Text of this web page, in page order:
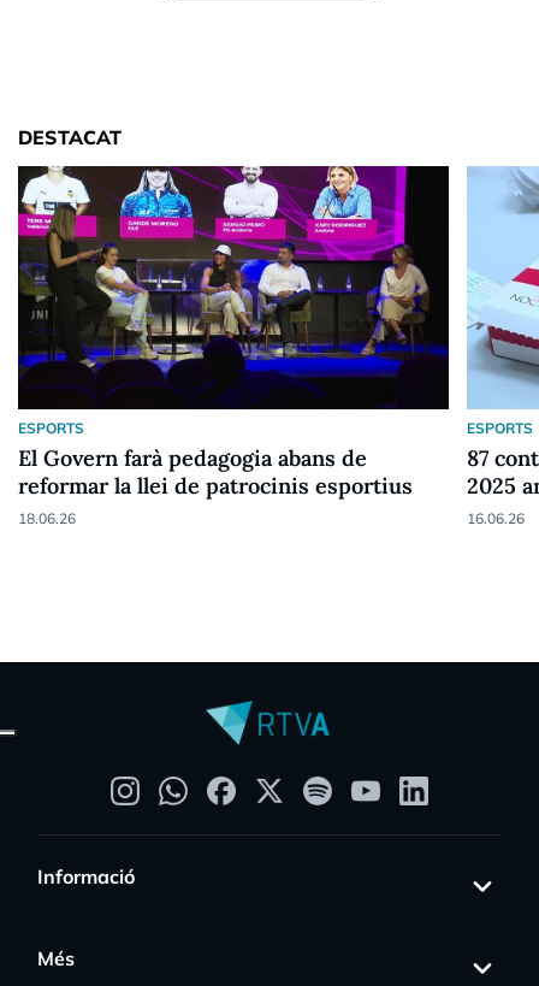
DESTACAT
ESPORTS
El Govern farà pedagogia abans de
reformar la llei de patrocinis esportius
18.06.26
ESPORTS
87
2025
16.06.26
Informació
Més